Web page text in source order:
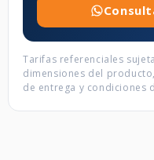
Tarifas referenciales
dimensiones del
de entrega y condiciones